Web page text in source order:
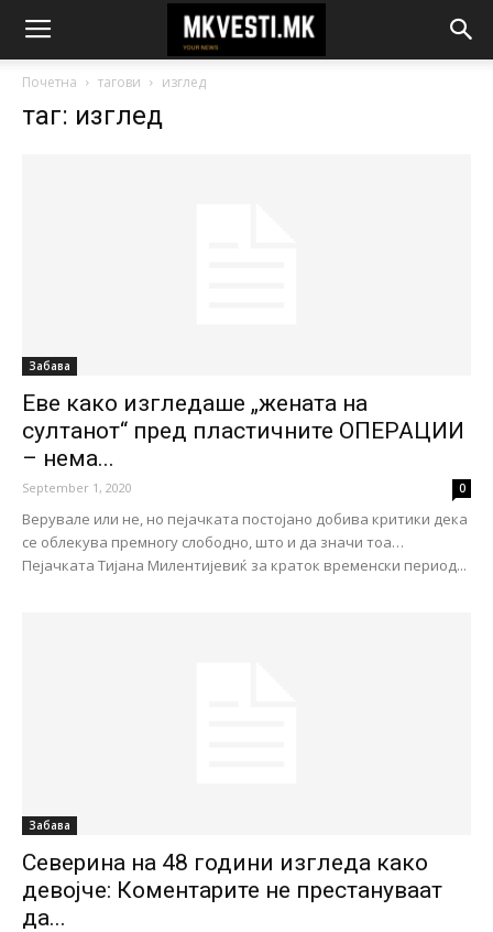
Почетна тагови изглед
таг: изглед
Забава
Еве како изгледаше „жената на
султанот“ пред пластичните ОПЕРАЦИИ
– нема...
September 1, 2020 0
Верувале или не, но пејачката постојано добива критики дека
се облекува премногу слободно, што и да значи тоа…
Пејачката Тијана Милентијевиќ за краток временски период...
Забава
Северина на 48 години изгледа како
девојче: Коментарите не престануваат
да...